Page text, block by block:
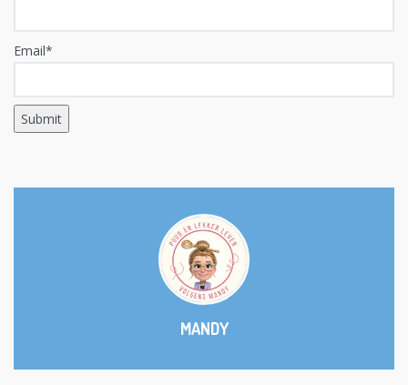
Email*
MANDY